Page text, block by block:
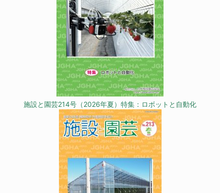
施設と園芸214号（2026年夏）特集：ロボットと自動化